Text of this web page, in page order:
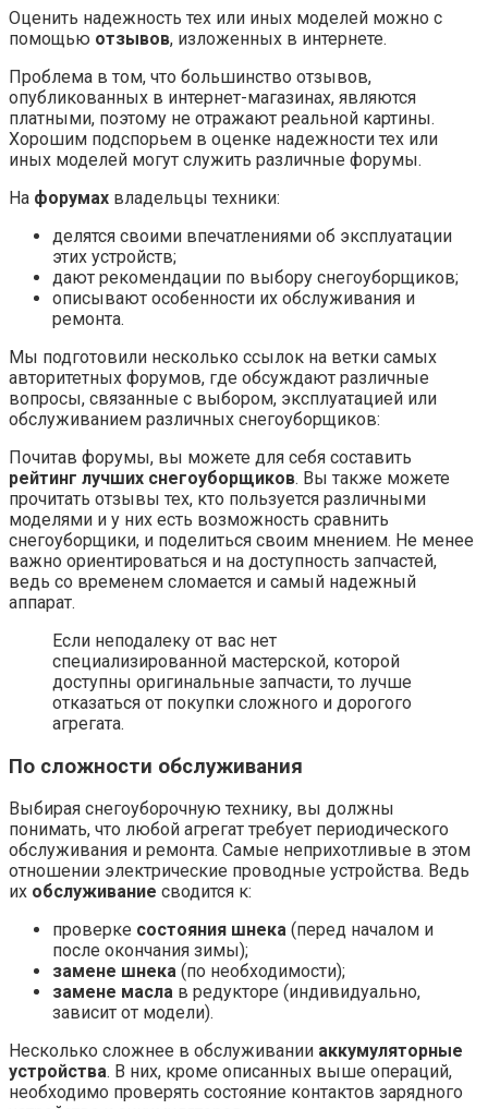
Оценить надежность тех или иных моделей можно с
помощью отзывов, изложенных в интернете.
Проблема в том, что большинство отзывов,
опубликованных в интернет-магазинах, являются
платными, поэтому не отражают реальной картины.
Хорошим подспорьем в оценке надежности тех или
иных моделей могут служить различные форумы.
На форумах владельцы техники:
делятся своими впечатлениями об эксплуатации
этих устройств;
дают рекомендации по выбору снегоуборщиков;
описывают особенности их обслуживания и
ремонта.
Мы подготовили несколько ссылок на ветки самых
авторитетных форумов, где обсуждают различные
вопросы, связанные с выбором, эксплуатацией или
обслуживанием различных снегоуборщиков:
Почитав форумы, вы можете для себя составить
рейтинг лучших снегоуборщиков. Вы также можете
прочитать отзывы тех, кто пользуется различными
моделями и у них есть возможность сравнить
снегоуборщики, и поделиться своим мнением. Не менее
важно ориентироваться и на доступность запчастей,
ведь со временем сломается и самый надежный
аппарат.
Если неподалеку от вас нет
специализированной мастерской, которой
доступны оригинальные запчасти, то лучше
отказаться от покупки сложного и дорогого
агрегата.
По сложности обслуживания
Выбирая снегоуборочную технику, вы должны
понимать, что любой агрегат требует периодического
обслуживания и ремонта. Самые неприхотливые в этом
отношении электрические проводные устройства. Ведь
их обслуживание сводится к:
проверке состояния шнека (перед началом и
после окончания зимы);
замене шнека (по необходимости);
замене масла в редукторе (индивидуально,
зависит от модели).
Несколько сложнее в обслуживании аккумуляторные
устройства. В них, кроме описанных выше операций,
необходимо проверять состояние контактов зарядного